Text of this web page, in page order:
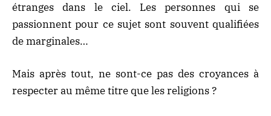
étranges dans le ciel. Les personnes qui se
passionnent pour ce sujet sont souvent qualifiées
de marginales…
Mais après tout, ne sont-ce pas des croyances à
respecter au même titre que les religions ?